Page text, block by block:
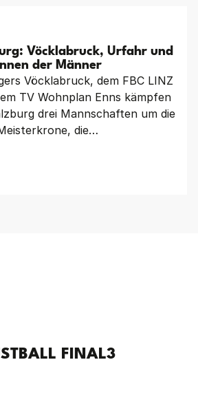
Vöcklabruck, Urfahr und
der Männer
Vöcklabruck, dem FBC LINZ
TV Wohnplan Enns kämpfen
drei Mannschaften um die
die
sein könnten. Der
VÖCKLABRUCK, URFAHR
FINAL3